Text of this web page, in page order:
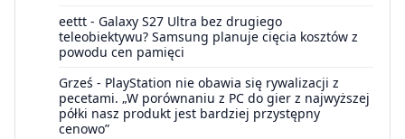
eettt - Galaxy S27 Ultra bez drugiego
teleobiektywu? Samsung planuje cięcia kosztów z
powodu cen pamięci
Grześ - PlayStation nie obawia się rywalizacji z
pecetami. „W porównaniu z PC do gier z najwyższej
półki nasz produkt jest bardziej przystępny
cenowo”